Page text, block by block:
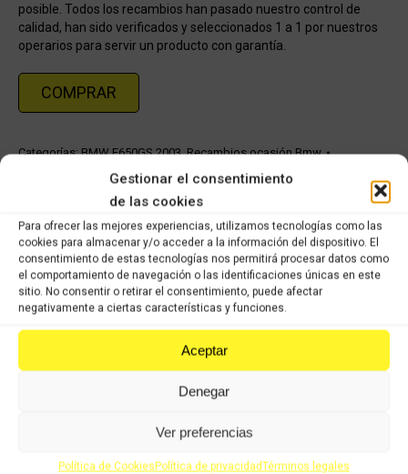
Gestionar el consentimiento
de las cookies
Para ofrecer las mejores experiencias, utilizamos tecnologías como las
cookies para almacenar y/o acceder a la información del dispositivo. El
consentimiento de estas tecnologías nos permitirá procesar datos como
el comportamiento de navegación o las identificaciones únicas en este
sitio. No consentir o retirar el consentimiento, puede afectar
negativamente a ciertas características y funciones.
Aceptar
Denegar
Ver preferencias
Política de CookiesPolítica de privacidadTérminos legales
posible. Todos los recambios han pasado nuestro control de
calidad, han sido verificados y seleccionados 1 a 1 por nuestros
operarios para servir un producto con garantía.
COMPRAR
Categorías:BMW F650GS 2003,Recambios ocasión Bmw
Share this product
Share
on
X
Share
on
Facebook
Share
on
Pinterest
Share
on
LinkedIn
Productos relacionados
Eje delantero BMW F650GS 2003
Comprar